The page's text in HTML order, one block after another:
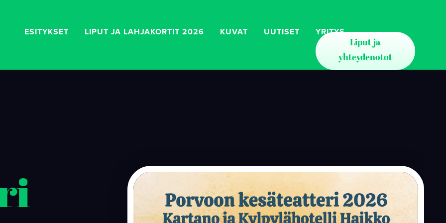
ESITYKSET LIPUT JA LAHJAKORTIT 2026 KUVAT UUTISET YRITYS
Liput ja
yhteydenotot